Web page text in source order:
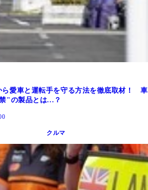
ら愛車と運転手を守る方法を徹底取材！ 車
"の製品とは...？
クルマ